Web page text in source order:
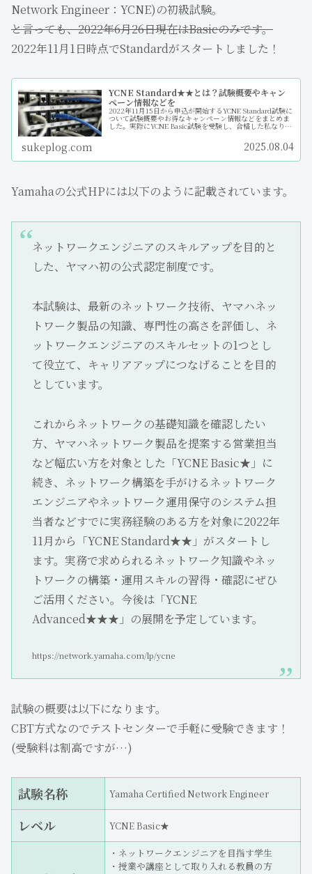
Network Engineer：YCNE)の初級試験。
と言っても、2022年6月26日現在はBasicのみです。
2022年11月1日時点でStandardがスタートしました！
YCNE Standard★★とは？試験概要やキャン
ペーン情報などを
2022年11月15日から申込が開始するYCNE Standard試験に
ついて試験概要やお得なキャンペーン情報などをまとめま
した。実際にYCNE Basic試験を受験し、合格した私なりの
sukeplog.com 2025.08.04
Yamahaの公式HPには以下のように記載されています。
ネットワークエンジニアのスキルアップを目的と
した、ヤマハ初の公式認定制度です。
本試験は、最新のネットワーク技術、ヤマハネッ
トワーク製品の知識、専門性の高さを評価し、ネ
ットワークエンジニアのスキルセットの1つとし
て役立て、キャリアアップにつなげることを目的
としています。
これからネットワークの基礎知識を確認したい
方、ヤマハネットワーク製品を提案する営業担当
など幅広い方を対象とした「YCNE Basic★」に
続き、ネットワーク構築を手がけるネットワーク
エンジニアやネットワーク運用保守のシステム担
当者などすでに実務経験のある方を対象に2022年
11月から「YCNE Standard★★」がスタートし
ます。実務で求められるネットワーク知識やネッ
トワークの構築・運用スキルの習得・確認にぜひ
ご活用ください。今後は「YCNE
Advanced★★★」の展開を予定しています。
https://network.yamaha.com/lp/ycne
試験の概要は以下になります。
CBT方式なのでテストセンターで手軽に受験できます！
(受験料は割高ですが…)
試験名称 Yamaha Certified Network Engineer
レベル YCNE Basic★
・ネットワークエンジニアを目指す学生
・授業や講座として取り入れる教員の方